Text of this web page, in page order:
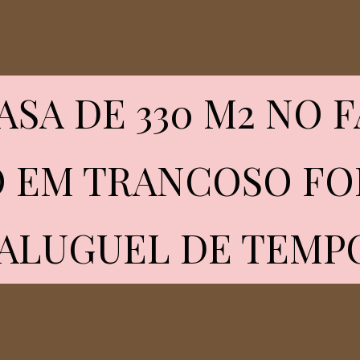
DE 330 M2 NO
EM TRANCOSO
DE
DE 330 M2 NO
EM TRANCOSO
DE